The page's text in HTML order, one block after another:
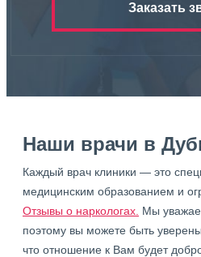
Заказать
Наши врачи в
Каждый врач клиники — это
медицинским образованием и
Отзывы о наркологах. Мы
поэтому вы можете быть уверены,
что отношение к Вам будет